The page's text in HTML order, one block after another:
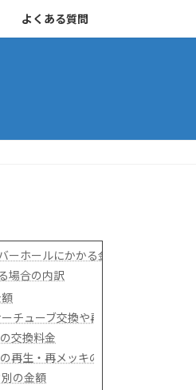
よくある質問
ーホールにかかる金額の比較
場合の内訳
チューブ交換や再生を含めた金額
交換料金
再生・再メッキの費用
の金額